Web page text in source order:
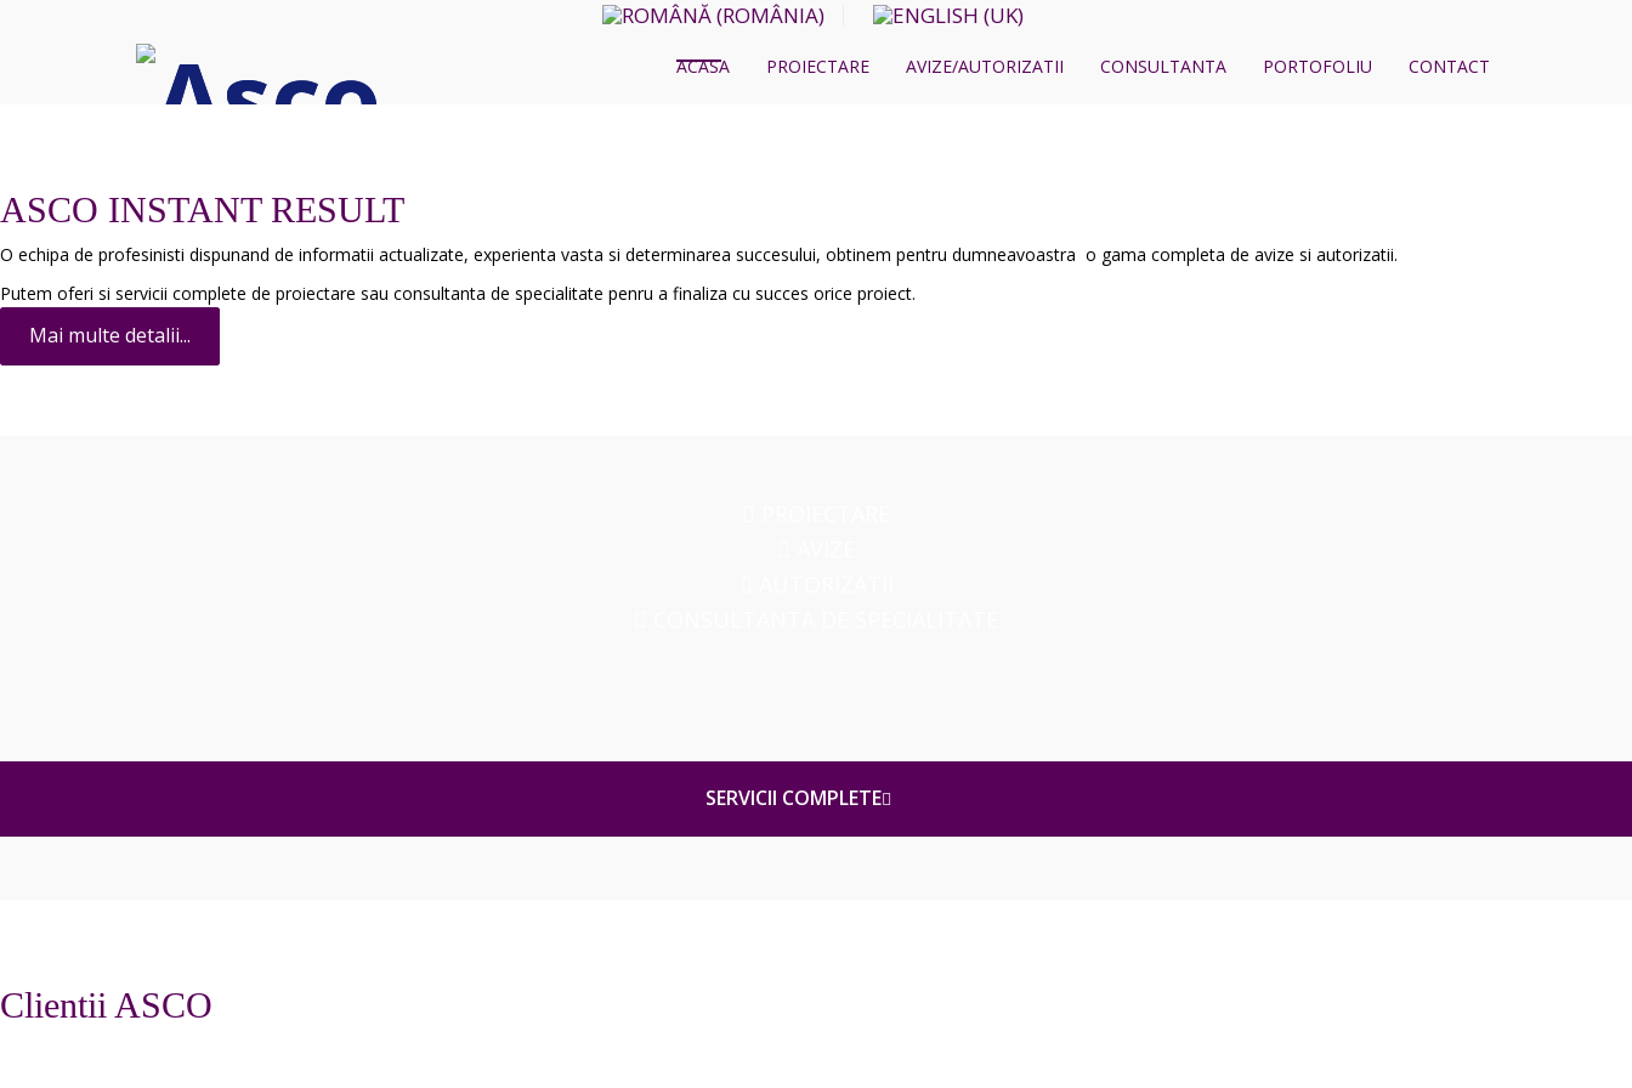
ACASA PROIECTARE AVIZE/AUTORIZATII CONSULTANTA PORTOFOLIU CONTACT
ASCO INSTANT RESULT
O echipa de profesinisti dispunand de informatii actualizate, experienta vasta si determinarea succesului, obtinem pentru dumneavoastra o gama completa de avize si autorizatii.
Putem oferi si servicii complete de proiectare sau consultanta de specialitate penru a finaliza cu succes orice proiect.
Mai multe detalii...
SERVICII COMPLETE
Clientii ASCO